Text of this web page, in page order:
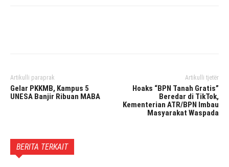
Artikulli paraprak
Gelar PKKMB, Kampus 5
UNESA Banjir Ribuan MABA
Artikulli tjetër
Hoaks “BPN Tanah Gratis”
Beredar di TikTok,
Kementerian ATR/BPN Imbau
Masyarakat Waspada
BERITA TERKAIT